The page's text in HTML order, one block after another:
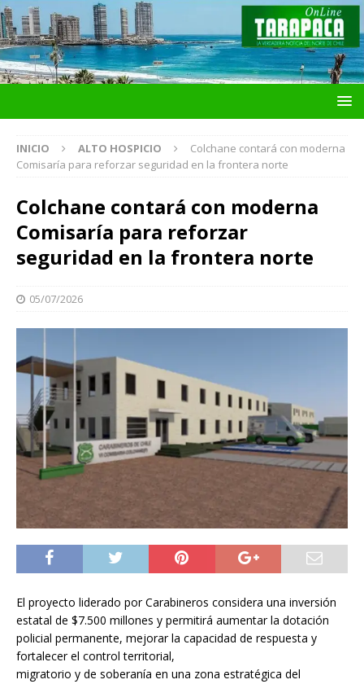
INICIO ALTO HOSPICIO
Colchane contará con moderna
Comisaría para reforzar seguridad en la frontera norte
Colchane contará con moderna
Comisaría para reforzar
seguridad en la frontera norte
05/07/2026
El proyecto liderado por Carabineros considera una inversión
estatal de $7.500 millones y permitirá aumentar la dotación
policial permanente, mejorar la capacidad de respuesta y
fortalecer el control territorial,
migratorio y de soberanía en una zona estratégica del